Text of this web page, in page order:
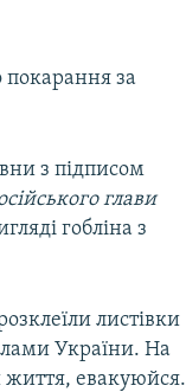
за
з підписом
глави
гобліна з
листівки
України. На
життя, евакуюйся.